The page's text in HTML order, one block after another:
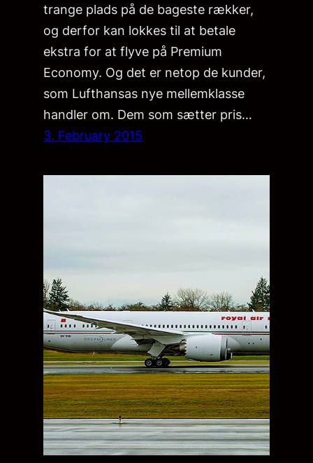
trange plads på de bageste rækker,
og derfor kan lokkes til at betale
ekstra for at flyve på Premium
Economy. Og det er netop de kunder,
som Lufthansas nye mellemklasse
handler om. Dem som sætter pris…
3. February 2015